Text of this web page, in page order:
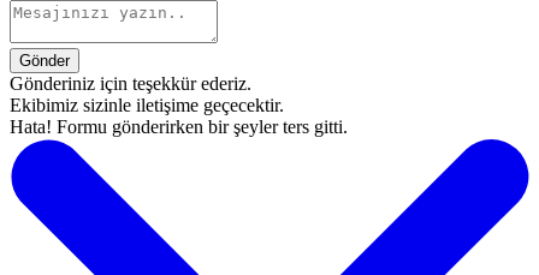
Gönderiniz için teşekkür ederiz.
Ekibimiz sizinle iletişime geçecektir.
Hata! Formu gönderirken bir şeyler ters gitti.